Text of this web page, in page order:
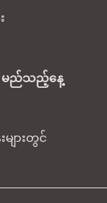
မည်သည့်နေ့
ျားတွင်